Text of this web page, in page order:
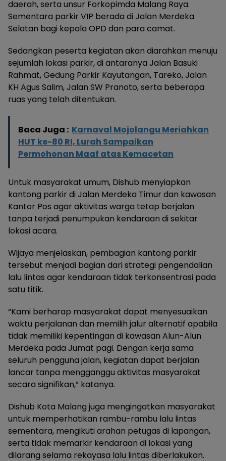
daerah, serta unsur Forkopimda Malang Raya.
Sementara parkir VIP berada di Jalan Merdeka
Selatan bagi kepala OPD dan para camat.
Sedangkan peserta kegiatan akan diarahkan menuju
sejumlah lokasi parkir, di antaranya Jalan Basuki
Rahmat, Gedung Parkir Kayutangan, Tareko, Jalan
KH Agus Salim, Jalan SW Pranoto, serta beberapa
ruas yang telah ditentukan.
Baca Juga : Karnaval Mojolangu Meriahkan
HUT ke-80 RI, Lurah Sampaikan
Permohonan Maaf atas Kemacetan
Untuk masyarakat umum, Dishub menyiapkan
kantong parkir di Jalan Merdeka Timur dan kawasan
Kantor Pos agar aktivitas warga tetap berjalan
tanpa terjadi penumpukan kendaraan di sekitar
lokasi acara.
Wijaya menjelaskan, pembagian kantong parkir
tersebut menjadi bagian dari strategi pengendalian
lalu lintas agar kendaraan tidak terkonsentrasi pada
satu titik.
“Kami berharap masyarakat dapat menyesuaikan
waktu perjalanan dan memilih jalur alternatif apabila
tidak memiliki kepentingan di kawasan Alun-Alun
Merdeka pada Jumat pagi. Dengan kerja sama
seluruh pengguna jalan, kegiatan dapat berjalan
lancar tanpa mengganggu aktivitas masyarakat
secara signifikan,” katanya.
Dishub Kota Malang juga mengingatkan masyarakat
untuk memperhatikan rambu-rambu lalu lintas
sementara, mengikuti arahan petugas di lapangan,
serta tidak memarkir kendaraan di lokasi yang
dilarang selama rekayasa lalu lintas diberlakukan.